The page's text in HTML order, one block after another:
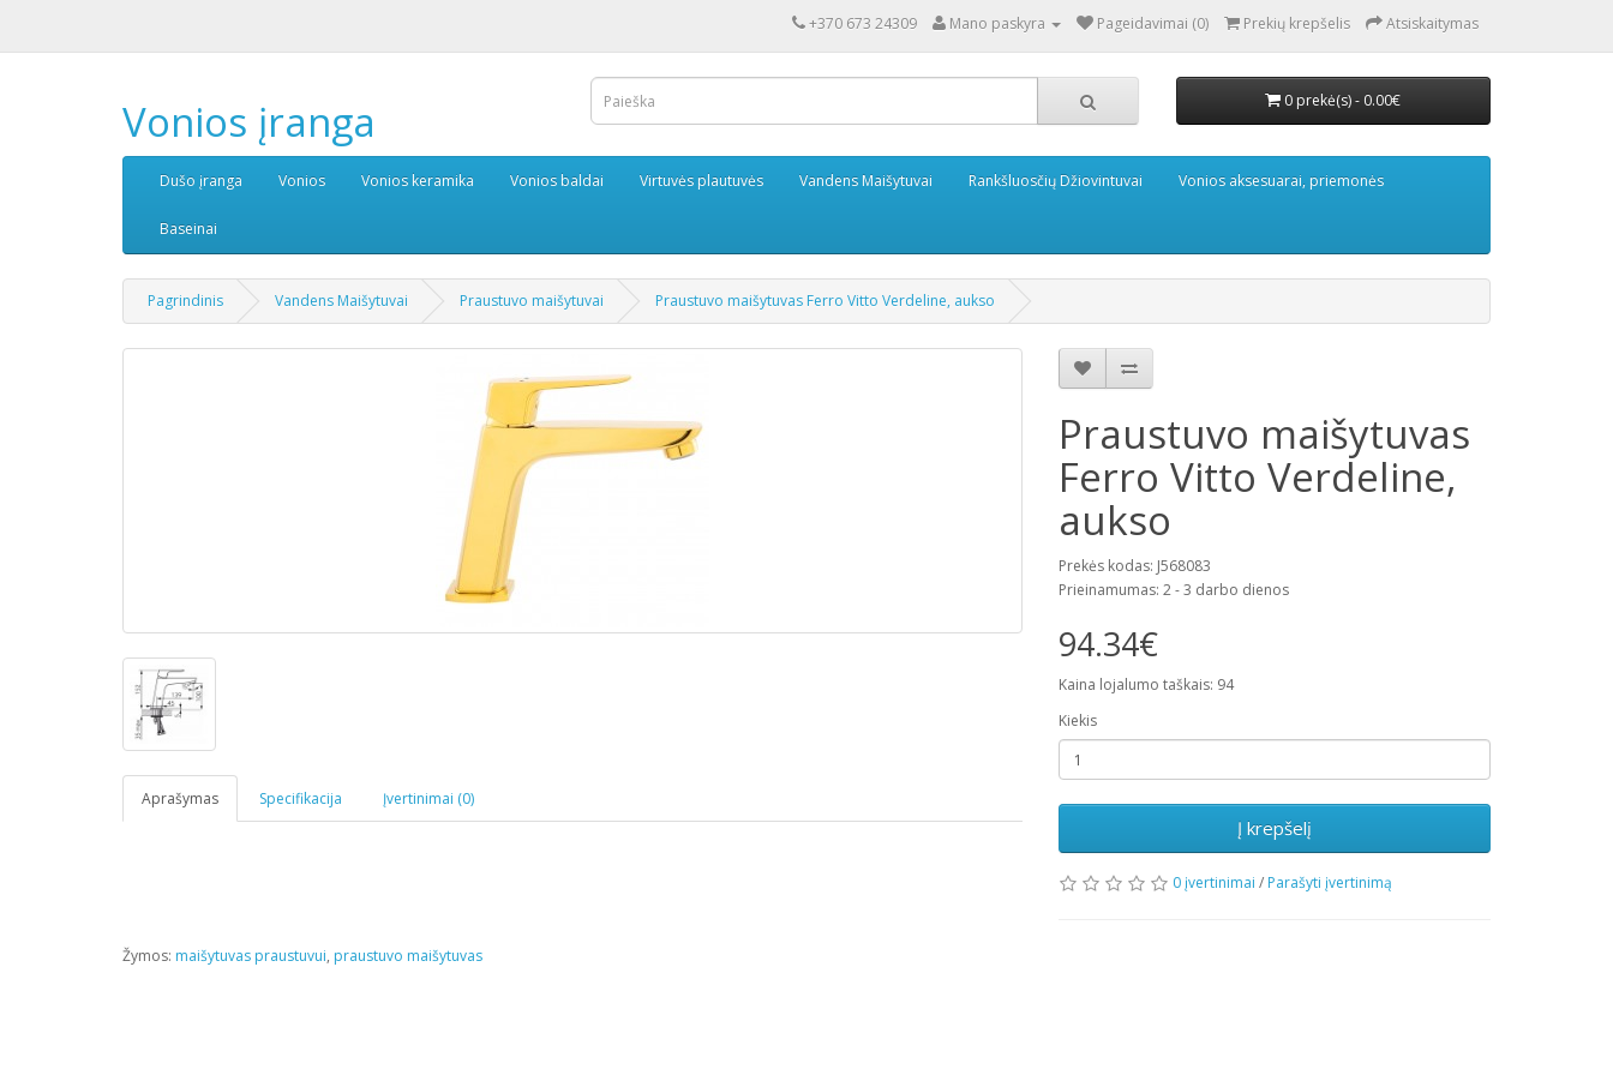
+370 673 24309 Mano paskyra Pageidavimai (0) Prekių krepšelis Atsiskaitymas
Vonios įranga 0 prekė(s) - 0.00€
Dušo įranga Vonios Vonios keramika Vonios baldai Virtuvės plautuvės Vandens Maišytuvai Rankšluosčių Džiovintuvai Vonios aksesuarai, priemonės
Baseinai
Pagrindinis Vandens Maišytuvai Praustuvo maišytuvai Praustuvo maišytuvas Ferro Vitto Verdeline, aukso
Aprašymas Specifikacija Įvertinimai (0)
Praustuvo maišytuvas
Ferro Vitto Verdeline,
aukso
Prekės kodas: J568083
Prieinamumas: 2 - 3 darbo dienos
94.34€
Kaina lojalumo taškais: 94
Kiekis
Į krepšelį
0 įvertinimai / Parašyti įvertinimą
Žymos: maišytuvas praustuvui, praustuvo maišytuvas